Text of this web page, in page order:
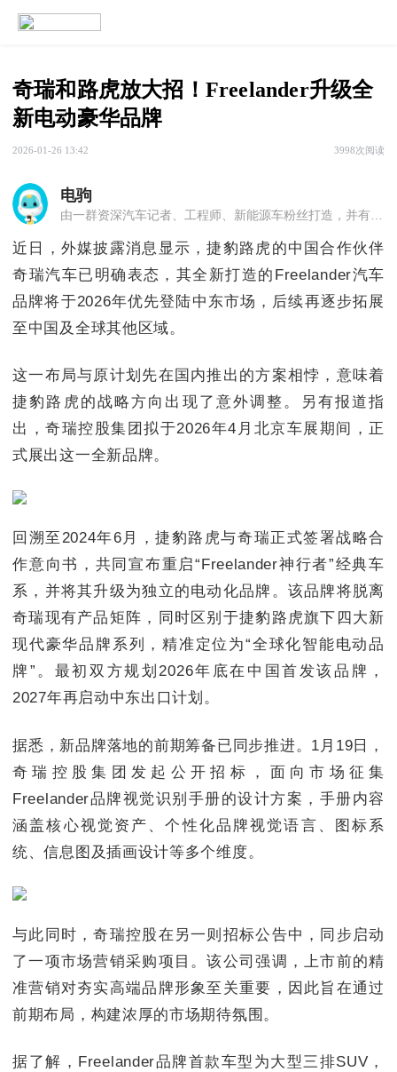
奇瑞和路虎放大招！Freelander升级全
新电动豪华品牌
2026-01-26 13:42 3998次阅读
电驹
由一群资深汽车记者、工程师、新能源车粉丝打造，并有多位新能源车专家担任顾问。专注新能源车产品解析、市场动态、充电策略、圈子交流、行业咨询、政策解读等。
近日，外媒披露消息显示，捷豹路虎的中国合作伙伴
奇瑞汽车已明确表态，其全新打造的Freelander汽车
品牌将于2026年优先登陆中东市场，后续再逐步拓展
至中国及全球其他区域。
这一布局与原计划先在国内推出的方案相悖，意味着
捷豹路虎的战略方向出现了意外调整。另有报道指
出，奇瑞控股集团拟于2026年4月北京车展期间，正
式展出这一全新品牌。
回溯至2024年6月，捷豹路虎与奇瑞正式签署战略合
作意向书，共同宣布重启“Freelander神行者”经典车
系，并将其升级为独立的电动化品牌。该品牌将脱离
奇瑞现有产品矩阵，同时区别于捷豹路虎旗下四大新
现代豪华品牌系列，精准定位为“全球化智能电动品
牌”。最初双方规划2026年底在中国首发该品牌，
2027年再启动中东出口计划。
据悉，新品牌落地的前期筹备已同步推进。1月19日，
奇瑞控股集团发起公开招标，面向市场征集
Freelander品牌视觉识别手册的设计方案，手册内容
涵盖核心视觉资产、个性化品牌视觉语言、图标系
统、信息图及插画设计等多个维度。
与此同时，奇瑞控股在另一则招标公告中，同步启动
了一项市场营销采购项目。该公司强调，上市前的精
准营销对夯实高端品牌形象至关重要，因此旨在通过
前期布局，构建浓厚的市场期待氛围。
据了解，Freelander品牌首款车型为大型三排SUV，